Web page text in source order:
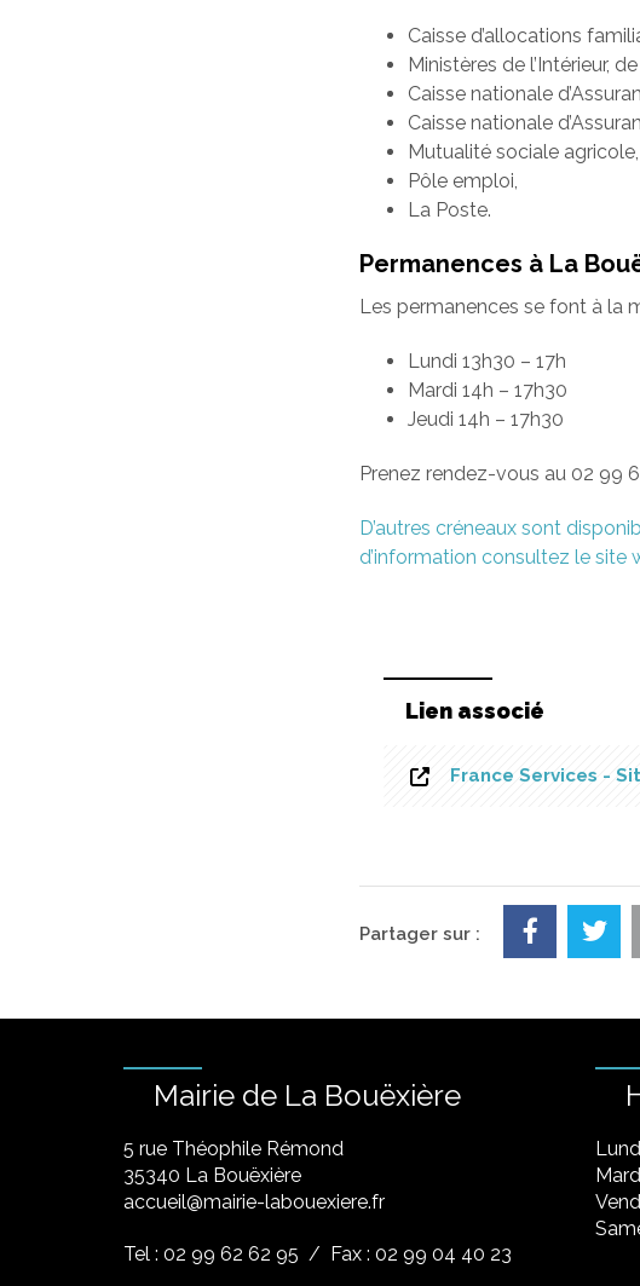
Caisse d’allocations
Ministères de l’Intérieur,
Caisse nationale
Caisse nationale
Mutualité sociale agricole,
Pôle emploi,
La Poste.
Permanences à La
Les permanences se font à la
Lundi 13h30 – 17h
Mardi 14h – 17h30
Jeudi 14h – 17h30
Prenez rendez-vous au 02 99
D’autres créneaux sont
d’information consultez le site
Lien associé
France Services -
Partager sur :
Mairie de La Bouëxière
5 rue Théophile Rémond
​35340 La Bouëxière
accueil@mairie-labouexiere.fr
Tel : 02 99 62 62 95 / Fax : 02 99 04 40 23